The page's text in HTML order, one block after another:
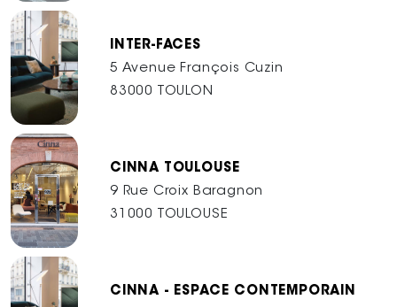
INTER-FACES
5 Avenue François Cuzin
83000 TOULON
CINNA TOULOUSE
9 Rue Croix Baragnon
31000 TOULOUSE
CINNA - ESPACE CONTEMPORAIN